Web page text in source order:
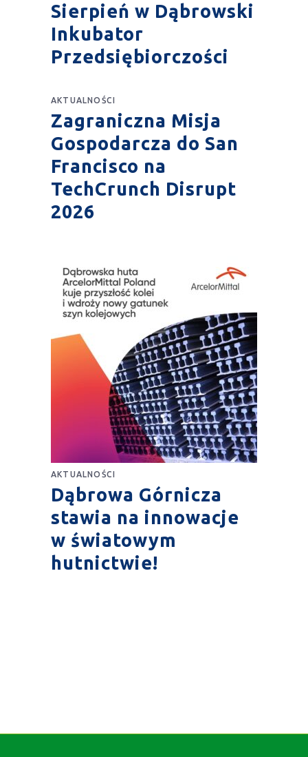
Sierpień w Dąbrowski
Inkubator
Przedsiębiorczości
AKTUALNOŚCI
Zagraniczna Misja
Gospodarcza do San
Francisco na
TechCrunch Disrupt
2026
AKTUALNOŚCI
Dąbrowa Górnicza
stawia na innowacje
w światowym
hutnictwie!